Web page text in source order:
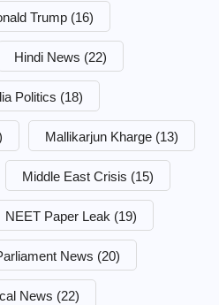
Trump (16)
Hindi News (22)
Politics (18)
Mallikarjun Kharge (13)
Middle East Crisis (15)
NEET Paper Leak (19)
News (20)
News (22)